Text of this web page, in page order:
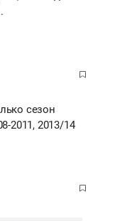
сезон
2011, 2013/14